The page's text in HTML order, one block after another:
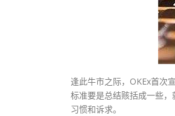
逢此牛市之际，OKEx首次
标准要是总结赅括成一些
习惯和诉求。